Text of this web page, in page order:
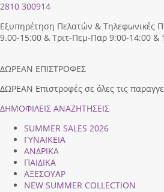
2810 300914
Εξυπηρέτηση Πελατών & Τηλεφωνικές
9.00-15:00 & Τριτ-Πεμ-Παρ 9:00-14:00 &
ΔΩΡΕΑΝ ΕΠΙΣΤΡΟΦΕΣ
ΔΩΡΕΑΝ Επιστροφές σε όλες τις
ΔΗΜΟΦΙΛEIΣ ΑΝΑΖΗΤΗΣΕΙΣ
SUMMER SALES 2026
ΓΥΝΑΙΚΕΙΑ
ΑΝΔΡΙΚΑ
ΠΑΙΔΙΚΑ
ΑΞΕΣΟΥΑΡ
NEW SUMMER COLLECTION